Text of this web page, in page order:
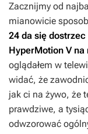
Zacznijmy od
mianowicie
24 da się
HyperMotion V na
oglądałem w
widać, że
jak ci na żywo, że
prawdziwe, a
odwzorować